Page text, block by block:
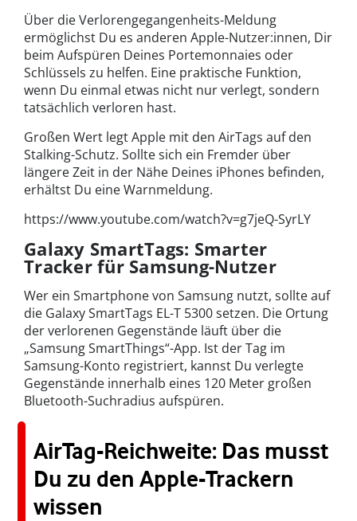
Über die Verlorengegangenheits-Meldung
ermöglichst Du es anderen Apple-Nutzer:innen, Dir
beim Aufspüren Deines Portemonnaies oder
Schlüssels zu helfen. Eine praktische Funktion,
wenn Du einmal etwas nicht nur verlegt, sondern
tatsächlich verloren hast.
Großen Wert legtApple mit den AirTags auf den
Stalking-Schutz. Sollte sich ein Fremder über
längere Zeit in der Nähe Deines iPhones befinden,
erhältst Du eine Warnmeldung.
https://www.youtube.com/watch?v=g7jeQ-SyrLY
Galaxy SmartTags: Smarter
Tracker für Samsung-Nutzer
Wer ein Smartphone von Samsung nutzt, sollte auf
die Galaxy SmartTags EL-T 5300setzen. Die Ortung
der verlorenen Gegenstände läuft über die
„Samsung SmartThings“-App. Ist der Tag im
Samsung-Konto registriert, kannst Du verlegte
Gegenstände innerhalb eines 120 Meter großen
Bluetooth-Suchradius aufspüren.
AirTag-Reichweite: Das musst
Du zu den Apple-Trackern
wissen